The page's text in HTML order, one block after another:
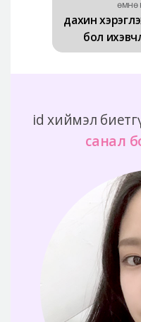
өмнө
дахин
бол
id хиймэл
санал